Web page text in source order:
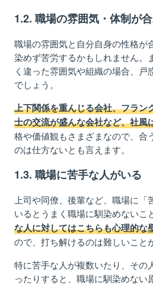
1.2. 職場の雰囲気・体制が
職場の雰囲気と自分自身の性格が
染めず苦労するかもしれません。
く違った雰囲気や組織の場合、戸
でしょう。
上下関係を重んじる会社、フラン
士の交流が盛んな会社など、社風
格や価値観もさまざまなので、合
のは仕方ないとも言えます。
1.3. 職場に苦手な人がいる
上司や同僚、後輩など、職場に
いるとうまく職場に馴染めないこ
な人に対してはこちらも心理的な
ので、打ち解けるのは難しいこと
特に苦手な人が複数いたり、その
ったりすると、職場に馴染めない